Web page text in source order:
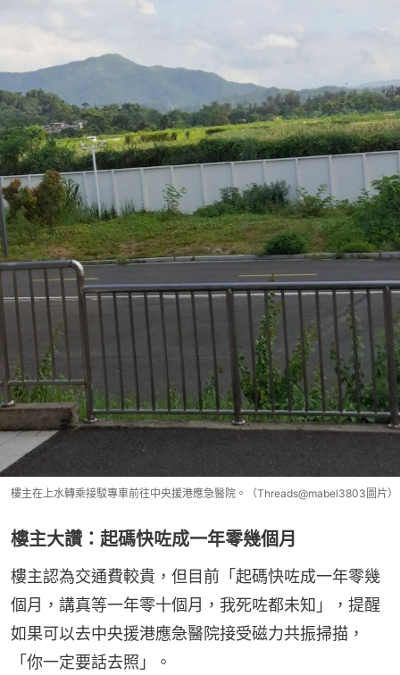
樓主在上水轉乘接駁專車前往中央援港應急醫院。（Threads@mabel3803圖片）
樓主大讚：起碼快咗成一年零幾個月
樓主認為交通費較貴，但目前「起碼快咗成一年零幾
個月，講真等一年零十個月，我死咗都未知」，提醒
如果可以去中央援港應急醫院接受磁力共振掃描，
「你一定要話去照」。